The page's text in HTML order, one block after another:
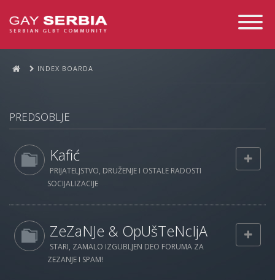
Toggle
INDEX BOARDA
PREDSOBLJE
Kafić
PRIJATELJSTVO, DRUŽENJE I OSTALE RADOSTI
SOCIJALIZACIJE
ZeZaNJe & OpUšTeNcIjA
STARI, ZAMALO IZGUBLJEN DEO FORUMA ZA
ZEZANJE I SPAM!